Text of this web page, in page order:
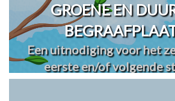
GROENE EN
Een uitnodiging voor het
eerste en/of volgende
begraafplaats(en) te